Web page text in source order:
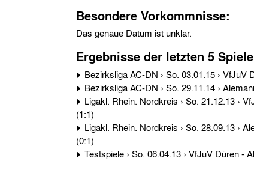
Besondere Vorkommnisse:
Das genaue Datum ist unklar.
Ergebnisse der letzten 5 Spiele
(1:1)
(0:1)